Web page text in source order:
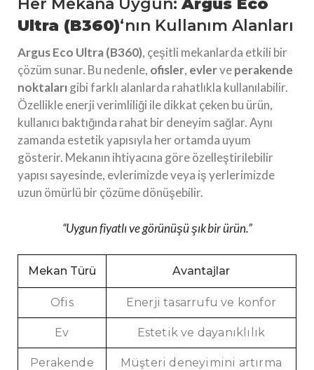
Ultra (B360)‘nın Kullanım Alanları
Argus Eco Ultra (B360), çeşitli mekanlarda etkili bir
çözüm sunar. Bu nedenle, ofisler, evlerveperakende
noktalarıgibi farklı alanlarda rahatlıkla kullanılabilir.
Özellikle enerji verimliliği ile dikkat çeken bu ürün,
kullanıcı baktığında rahat bir deneyim sağlar. Aynı
zamanda estetik yapısıyla her ortamda uyum
gösterir. Mekanın ihtiyacına göre özelleştirilebilir
yapısı sayesinde, evlerimizde veya iş yerlerimizde
uzun ömürlü bir çözüme dönüşebilir.
“Uygun fiyatlı ve görünüşü şık bir ürün.”
Mekan Türü Avantajlar
Ofis Enerji tasarrufu ve konfor
Ev Estetik ve dayanıklılık
Perakende Müşteri deneyimini artırma